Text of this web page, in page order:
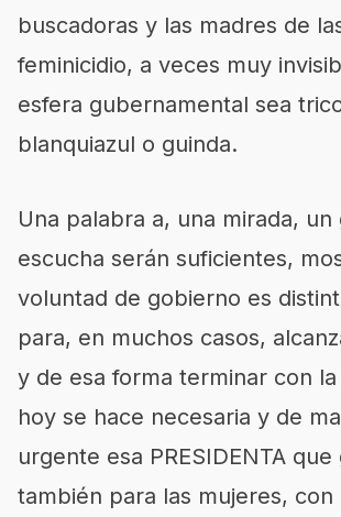
buscadoras y las madres de
feminicidio, a veces muy
esfera gubernamental sea
blanquiazul o guinda.
Una palabra a, una mirada, un
escucha serán suficientes,
voluntad de gobierno es
para, en muchos casos,
y de esa forma terminar con
hoy se hace necesaria y de
urgente esa PRESIDENTA
también para las mujeres, con